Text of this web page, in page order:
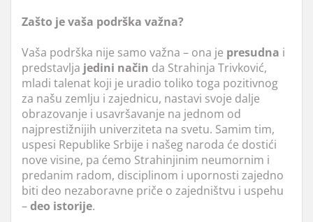
Zašto je vaša podrška važna?
Vaša podrška nije samo važna – ona je presudna i
predstavlja jedini način da Strahinja Trivković,
mladi talenat koji je uradio toliko toga pozitivnog
za našu zemlju i zajednicu, nastavi svoje dalje
obrazovanje i usavršavanje na jednom od
najprestižnijih univerziteta na svetu. Samim tim,
uspesi Republike Srbije i našeg naroda će dostići
nove visine, pa ćemo Strahinjinim neumornim i
predanim radom, disciplinom i upornosti zajedno
biti deo nezaboravne priče o zajedništvu i uspehu
–deo istorije.